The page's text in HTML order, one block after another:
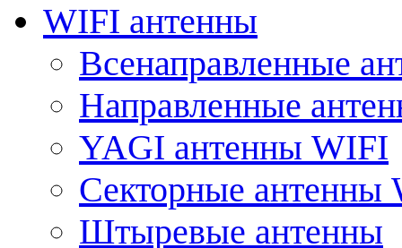
WIFI антенны
Всенаправленные
Направленные
YAGI антенны WIFI
Секторные антенны
Штыревые антенны